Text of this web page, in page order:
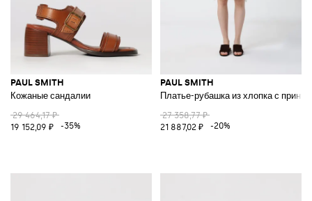
PAUL SMITH
Кожаные сандалии
29 464,17 ₽
19 152,09 ₽
-35%
PAUL SMITH
Платье-рубашка из хлопка с
27 358,77 ₽
21 887,02 ₽
-20%